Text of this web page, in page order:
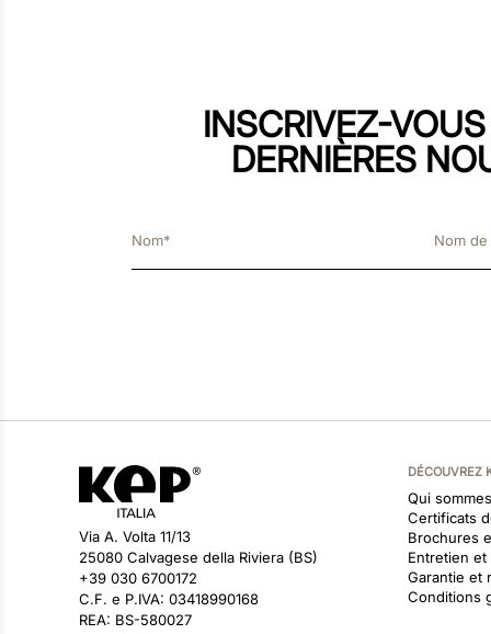
INSCRIVEZ-
DERNIÈRES
Via A. Volta 11/13
25080 Calvagese della Riviera (BS)
+39 030 6700172
C.F. e P.IVA: 03418990168
REA: BS-580027
DÉCOUVREZ
Qui
Certificats
Brochures
Entretien et
Garantie et
Conditions